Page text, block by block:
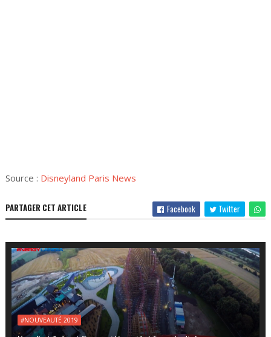
Source : Disneyland Paris News
PARTAGER CET ARTICLE Facebook Twitter
#NOUVEAUTÉ 2019